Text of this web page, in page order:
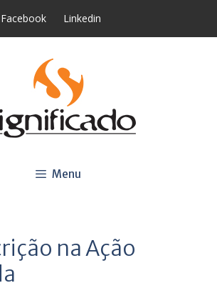
Facebook Linkedin
Menu
na Ação